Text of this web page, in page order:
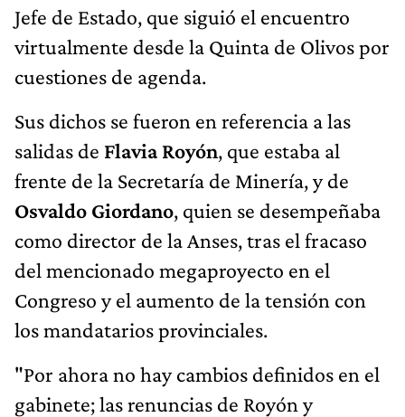
Jefe de Estado, que siguió el encuentro
virtualmente desde la Quinta de Olivos por
cuestiones de agenda.
Sus dichos se fueron en referencia a las
salidas de Flavia Royón, que estaba al
frente de la Secretaría de Minería, y de
Osvaldo Giordano, quien se desempeñaba
como director de la Anses, tras el fracaso
del mencionado megaproyecto en el
Congreso y el aumento de la tensión con
los mandatarios provinciales.
"Por ahora no hay cambios definidos en el
gabinete; las renuncias de Royón y